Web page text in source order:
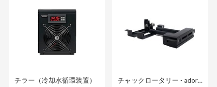
チラー（冷却水循環装置）
チャックロータリー - ador